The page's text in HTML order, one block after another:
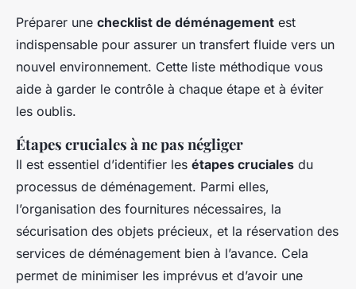
Préparer une checklist de déménagement est
indispensable pour assurer un transfert fluide vers un
nouvel environnement. Cette liste méthodique vous
aide à garder le contrôle à chaque étape et à éviter
les oublis.
Étapes cruciales à ne pas négliger
Il est essentiel d’identifier les étapes cruciales du
processus de déménagement. Parmi elles,
l’organisation des fournitures nécessaires, la
sécurisation des objets précieux, et la réservation des
services de déménagement bien à l’avance. Cela
permet de minimiser les imprévus et d’avoir une